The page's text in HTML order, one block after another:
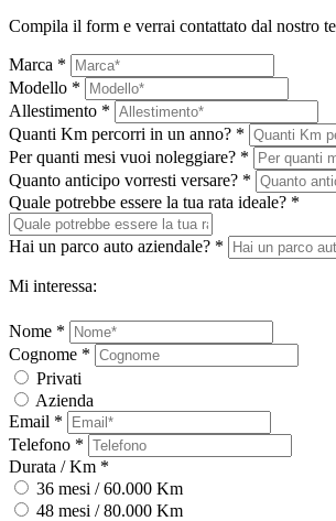
Compila il form e verrai contattato dal nostro
Marca *
Modello *
Allestimento *
Quanti Km percorri in un anno? *
Per quanti mesi vuoi noleggiare? *
Quanto anticipo vorresti versare? *
Quale potrebbe essere la tua rata ideale? *
Hai un parco auto aziendale? *
Mi interessa:
Nome *
Cognome *
Privati
Azienda
Email *
Telefono *
Durata / Km *
36 mesi / 60.000 Km
48 mesi / 80.000 Km